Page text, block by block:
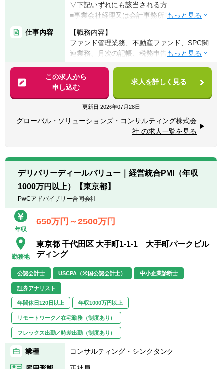
▽下記いずれにも該当される方
■事業会社経理又は会計事務所での経験が有
る方
【その他、歓迎する条件】
・会計士試験合格者、税理士試験合格者、税
理士科目合格者
仕事内容
【職務内容】
ファンド管理業務、不動産ファンド、SPC関
連業務、月次の記帳、税務申告書の作成関連
業務等
※主に外資系の会社及び不動産ファンドの経
理業務等に従事していただく予定です。
具体的には・・・
◎資金管理
◎税務申告書作成
◎法定調書作成
◎給与計算、社会保険、年末調整（社労士と
相談しながら）
└一般の事業会社の場合のみ該当。受注案件
全体の2～3割程度です。
【クライアントの特徴】
を中心とする投資会社、各種金融機関と深い
つながりがあります。
■会計・税務に関するコンサルティング(国内
取引形態に係る特殊な税務、金融商品・不動
産投資に係るストラクチャーの税務、外国人
のための申告業務等※税務業務は福永公認会
計士事務所が担当)、ファンドマネジメント
(投資ファンドの組成およびストラクチャーの
相談、投資対象のデューデリジェンス、クロ
ージング支援、SPCの管理、IFRSやUS
この求人から
申し込む
求人を詳しく見る
更新日 2026年07月28日
グローバル・ソリューションズ・コンサルティング株式会
社 の求人一覧を見る
デリバリーディールバリュー｜経営統合PMI（年収
1000万円以上）【東京都】
PwCアドバイザリー合同会社
年収
650万円～2500万円
勤務地
東京都 千代田区 大手町1-1-1 大手町パークビル
ディング
公認会計士 USCPA（米国公認会計士） 中小企業診断士
証券アナリスト
年間休日120日以上 年収1000万円以上
リモートワーク／在宅勤務（制度あり）
フレックス出勤／時差出勤（制度あり）
業種 コンサルティング・シンクタンク